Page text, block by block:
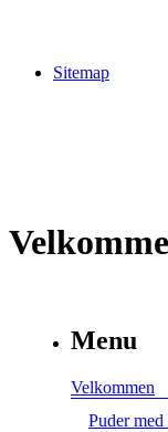
Sitemap
Menu
Velkommen
Puder